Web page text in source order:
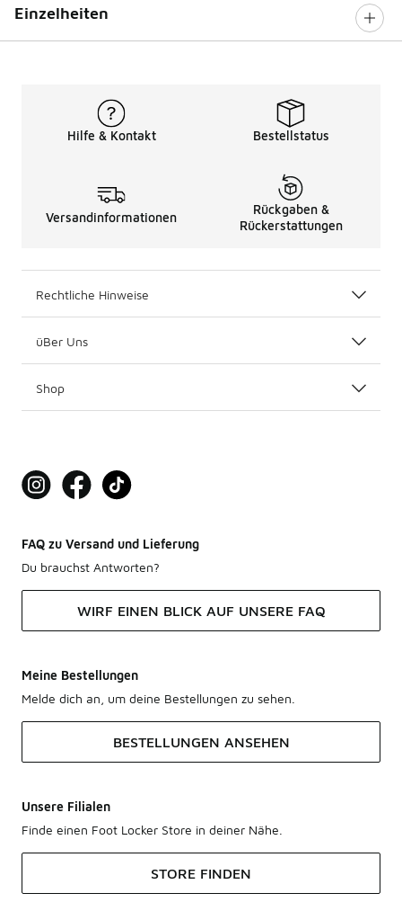
Einzelheiten
Hilfe & Kontakt Bestellstatus
Versandinformationen
Rückgaben &
Rückerstattungen
Rechtliche Hinweise
üBer Uns
Shop
FAQ zu Versand und Lieferung
Du brauchst Antworten?
WIRF EINEN BLICK AUF UNSERE FAQ
Meine Bestellungen
Melde dich an, um deine Bestellungen zu sehen.
BESTELLUNGEN ANSEHEN
Unsere Filialen
Finde einen Foot Locker Store in deiner Nähe.
STORE FINDEN